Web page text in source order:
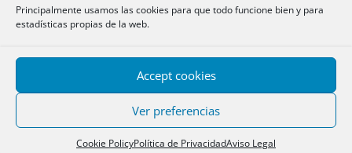
Principalmente usamos las cookies para que todo funcione bien y para
estadísticas propias de la web.
Accept cookies
Ver preferencias
Cookie PolicyPolítica de PrivacidadAviso Legal
Carolina Mesa Marrero
El testamento «simpliciter» / Brief outline
of the testament «simpliciter» or limited
to the property of the deceased in a
PDF